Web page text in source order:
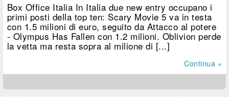
Box Office Italia In Italia due new entry occupano i
primi posti della top ten: Scary Movie 5 va in testa
con 1.5 milioni di euro, seguito da Attacco al potere
- Olympus Has Fallen con 1.2 milioni. Oblivion perde
la vetta ma resta sopra al milione di [...]
Continua »